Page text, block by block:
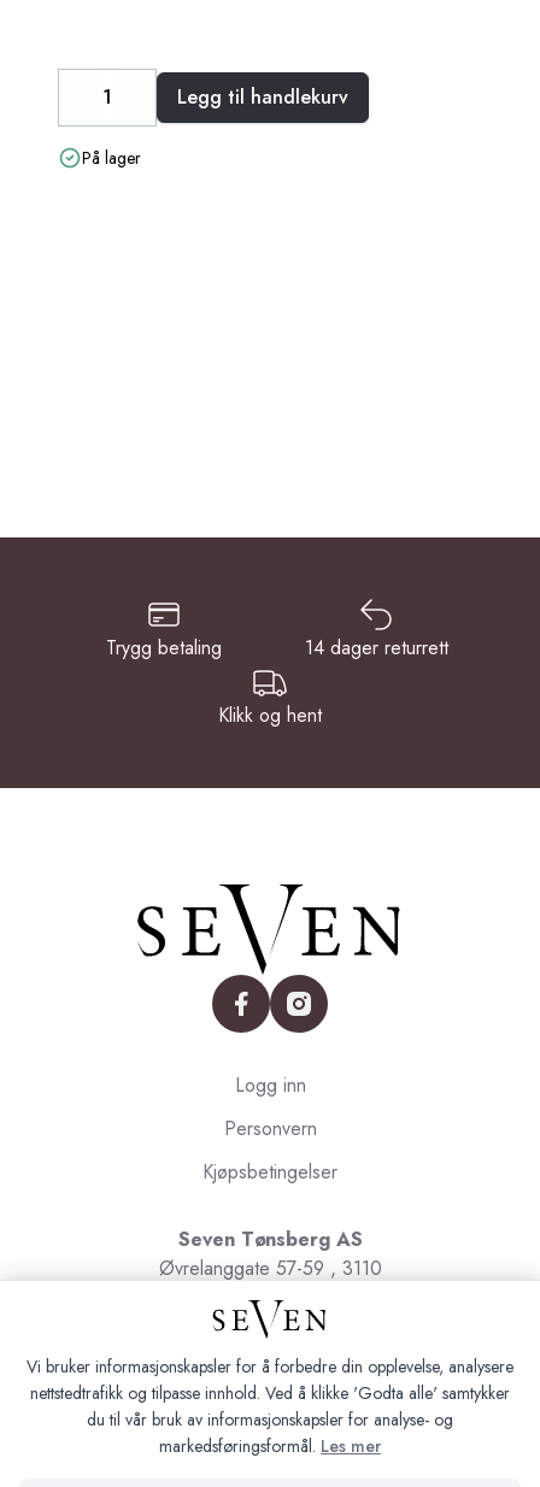
DecreaseIncreaseLegg til handlekurv
På lager
Trygg betaling 14 dager returrett
Klikk og hent
facebookinstagram
Logg inn
Personvern
Kjøpsbetingelser
Seven Tønsberg AS
Øvrelanggate 57-59 , 3110
Tønsberg
Org.nr. 991091580
Vi bruker informasjonskapsler for å forbedre din opplevelse, analysere
nettstedtrafikk og tilpasse innhold. Ved å klikke 'Godta alle' samtykker
du til vår bruk av informasjonskapsler for analyse- og
markedsføringsformål. Les mer